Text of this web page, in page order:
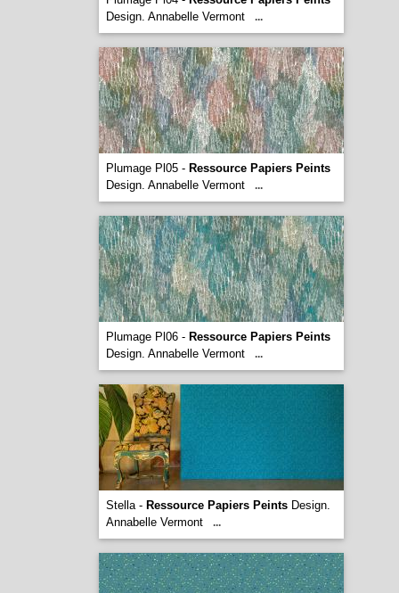
Design. Annabelle Vermont
...
Plumage Pl05 - Ressource Papiers Peints
Design. Annabelle Vermont
...
Plumage Pl06 - Ressource Papiers Peints
Design. Annabelle Vermont
...
Stella - Ressource Papiers PeintsDesign.
Annabelle Vermont
...